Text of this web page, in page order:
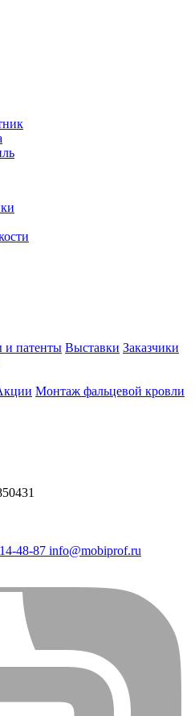
патенты Выставки Заказчики
Монтаж фальцевой кровли
48-87 info@mobiprof.ru